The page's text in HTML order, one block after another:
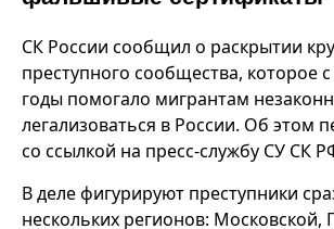
СК России сообщил о раскрытии
преступного сообщества, которое
годы помогало мигрантам
легализоваться в России. Об этом
со ссылкой на пресс-службу СУ СК
В деле фигурируют преступники
нескольких регионов: Московской,